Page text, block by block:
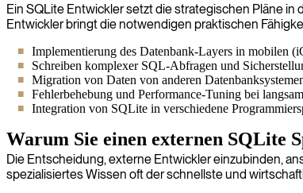
Ein SQLite Entwickler setzt die strategischen Pläne
Entwickler bringt die notwendigen praktischen
Implementierung des Datenbank-Layers in mobilen
Schreiben komplexer SQL-Abfragen und
Migration von Daten von anderen
Fehlerbehebung und Performance-Tuning bei
Integration von SQLite in verschiedene
Warum Sie einen externen SQLite
Die Entscheidung, externe Entwickler einzubinden,
spezialisiertes Wissen oft der schnellste und